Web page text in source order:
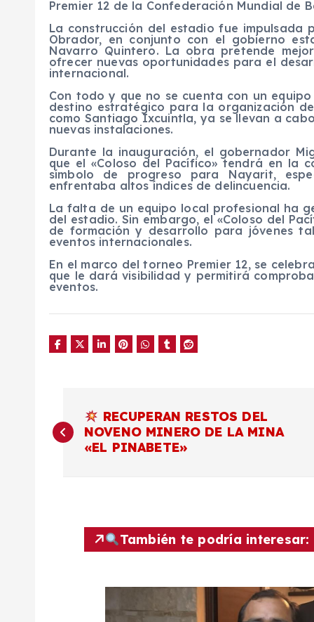
Premier 12 de la Confederación Mundial de
La construcción del estadio fue impulsada
Obrador, en conjunto con el gobierno
Navarro Quintero. La obra pretende
ofrecer nuevas oportunidades para el
internacional.
Con todo y que no se cuenta con un
destino estratégico para la organización
como Santiago Ixcuintla, ya se llevan a
nuevas instalaciones.
Durante la inauguración, el gobernador
que el «Coloso del Pacífico» tendrá en la
símbolo de progreso para Nayarit,
enfrentaba altos índices de delincuencia.
La falta de un equipo local profesional ha
del estadio. Sin embargo, el «Coloso del
de formación y desarrollo para jóvenes
eventos internacionales.
En el marco del torneo Premier 12, se
que le dará visibilidad y permitirá
eventos.
a
RECUPERAN RESTOS DEL
NOVENO MINERO DE LA MINA
«EL PINABETE»
También te podría interesar: